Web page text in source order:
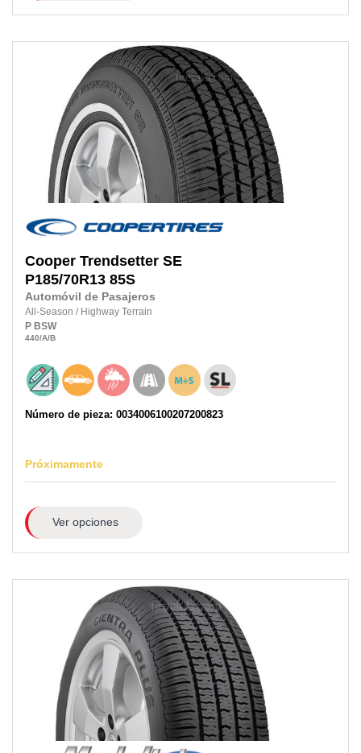
Cooper Trendsetter SE
P185/70R13 85S
Automóvil de Pasajeros
All-Season / Highway Terrain
P BSW
440/A/B
Número de pieza: 0034006100207200823
Próximamente
Ver opciones